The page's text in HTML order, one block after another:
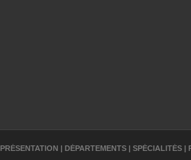
PRÉSENTATION | DÉPARTEMENTS | SPÉCIALITÉS |